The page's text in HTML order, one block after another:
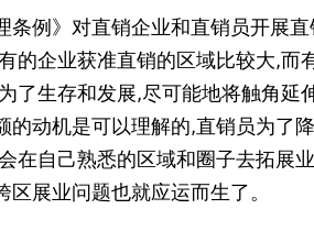
条例》对直销企业和直销员开展
的企业获准直销的区域比较大,而
了生存和发展,尽可能地将触角延
的动机是可以理解的,直销员为了
在自己熟悉的区域和圈子去拓展
区展业问题也就应运而生了。